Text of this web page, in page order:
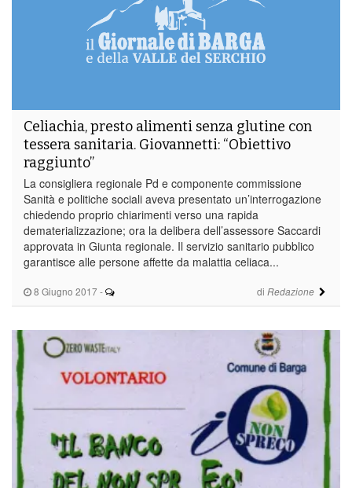
8 Giugno 2017 - di Redazione
Celiachia, presto alimenti senza glutine con
tessera sanitaria. Giovannetti: “Obiettivo
raggiunto”
La consigliera regionale Pd e componente commissione
Sanità e politiche sociali aveva presentato un’interrogazione
chiedendo proprio chiarimenti verso una rapida
dematerializzazione; ora la delibera dell’assessore Saccardi
approvata in Giunta regionale. Il servizio sanitario pubblico
garantisce alle persone affette da malattia celiaca...